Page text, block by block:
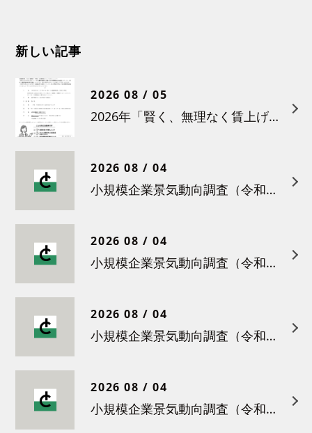
新しい記事
2026 08 / 05
2026年「賢く、無理なく賃上げを！小さな職場のための労務管理セミナー」の開催について
2026 08 / 04
小規模企業景気動向調査（令和８年６月）結果について
2026 08 / 04
小規模企業景気動向調査（令和８年５月）結果について
2026 08 / 04
小規模企業景気動向調査（令和８年４月）結果について
2026 08 / 04
小規模企業景気動向調査（令和８年３月）結果について